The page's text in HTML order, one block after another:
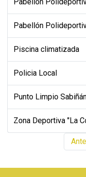
Pabellón
Piscina climatizada
Policia Local
Punto Limpio
Zona Deportiva "La